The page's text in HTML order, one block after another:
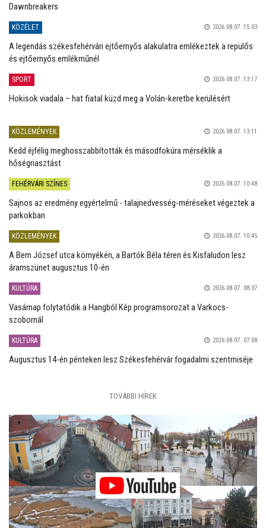
Dawnbreakers
KÖZÉLET 2026.08.07. 15:03
A legendás székesfehérvári ejtőernyős alakulatra emlékeztek a repülős
és ejtőernyős emlékműnél
SPORT 2026.08.07. 13:17
Hokisok viadala – hat fiatal küzd meg a Volán-keretbe kerülésért
KÖZLEMÉNYEK 2026.08.07. 13:11
Kedd éjfélig meghosszabbították és másodfokúra mérséklik a
hőségriasztást
FEHÉRVÁRI SZÍNES 2026.08.07. 10:48
Sajnos az eredmény egyértelmű - talajnedvesség-méréseket végeztek a
parkokban
KÖZLEMÉNYEK 2026.08.07. 10:45
A Bem József utca környékén, a Bartók Béla téren és Kisfaludon lesz
áramszünet augusztus 10-én
KULTÚRA 2026.08.07. 08:37
Vasárnap folytatódik a Hangból Kép programsorozat a Varkocs-
szobornál
KULTÚRA 2026.08.07. 07:08
Augusztus 14-én pénteken lesz Székesfehérvár fogadalmi szentmiséje
TOVÁBBI HÍREK